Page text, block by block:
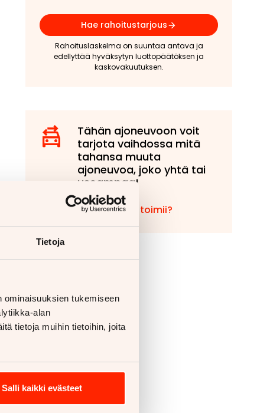
Tietoja
ominaisuuksien tukemiseen
alan
tietoja muihin tietoihin, joita
Salli kaikki evästeet
Hae rahoitustarjous
Rahoituslaskelma on suuntaa antava ja
edellyttää hyväksytyn luottopäätöksen ja
kaskovakuutuksen.
Tähän ajoneuvoon voit
tarjota vaihdossa mitä
tahansa muuta
ajoneuvoa, joko yhtä tai
useampaa!
Miten vaihto toimii?